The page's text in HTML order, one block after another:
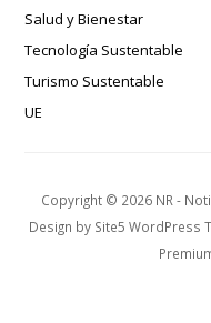
Salud y Bienestar
Tecnología Sustentable
Turismo Sustentable
UE
Copyright © 2026 NR -
Design by Site5 WordPress